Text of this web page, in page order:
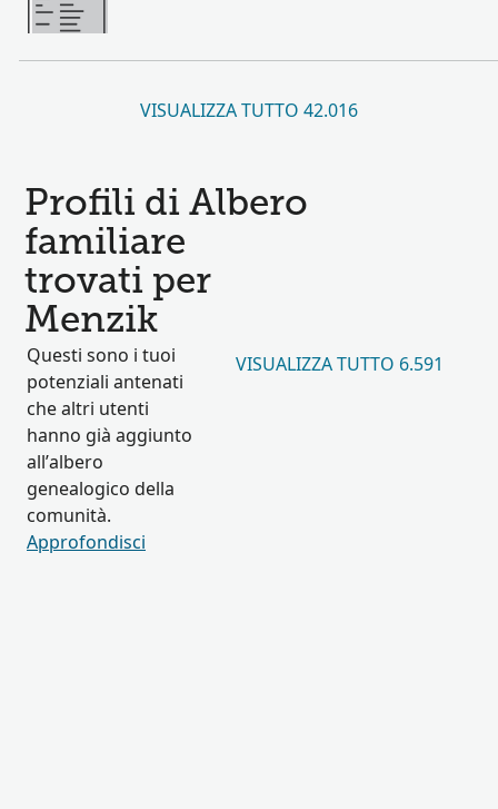
VISUALIZZA TUTTO 42.016
Profili di Albero
familiare
trovati per
Menzik
Questi sono i tuoi
potenziali antenati
che altri utenti
hanno già aggiunto
all’albero
genealogico della
comunità.
Approfondisci
VISUALIZZA TUTTO 6.591